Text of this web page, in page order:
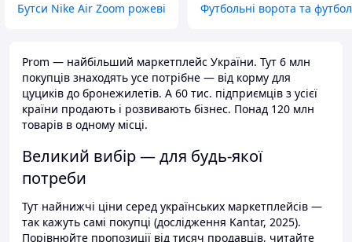
Бутси Nike Air Zoom рожеві Футбольні ворота та
Prom — найбільший маркетплейс України. Тут 6 млн
покупців знаходять усе потрібне — від корму для
цуциків до бронежилетів. А 60 тис. підприємців з усієї
країни продають і розвивають бізнес. Понад 120 млн
товарів в одному місці.
Великий вибір — для будь-якої
потреби
Тут найнижчі ціни серед українських маркетплейсів —
так кажуть самі покупці (дослідження Kantar, 2025).
Порівнюйте пропозиції від тисяч продавців, читайте